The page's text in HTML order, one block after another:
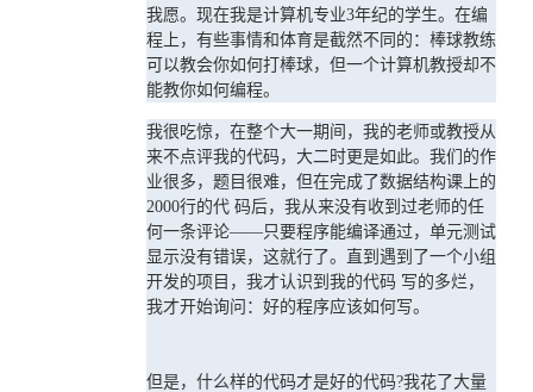
我愿。现在我是计算机专业3年纪的学生。在编
程上，有些事情和体育是截然不同的：棒球教练
可以教会你如何打棒球，但一个计算机教授却不
能教你如何编程。
我很吃惊，在整个大一期间，我的老师或教授从
来不点评我的代码，大二时更是如此。我们的作
业很多，题目很难，但在完成了数据结构课上的
2000行的代 码后，我从来没有收到过老师的任
何一条评论——只要程序能编译通过，单元测试
显示没有错误，这就行了。直到遇到了一个小组
开发的项目，我才认识到我的代码 写的多烂，
我才开始询问：好的程序应该如何写。
但是，什么样的代码才是好的代码?我花了大量